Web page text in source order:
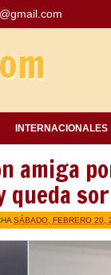
INTERNACIONALES
amiga
queda
SÁBADO, FEBRERO 20,